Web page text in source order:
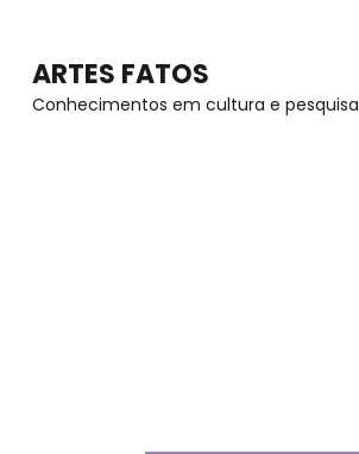
content
ARTES FATOS
Conhecimentos em cultura e pesquisa